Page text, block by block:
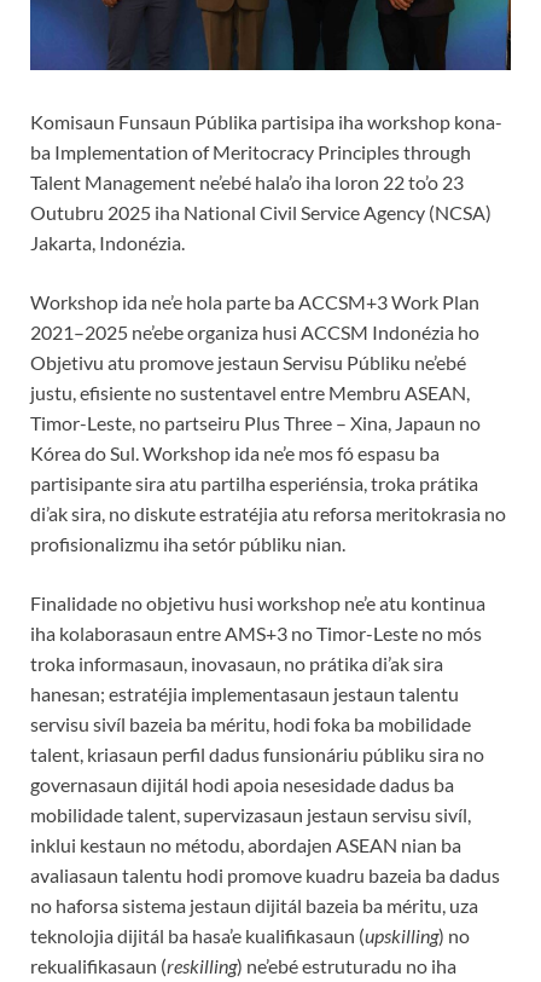
Komisaun Funsaun Públika partisipa iha workshop kona-
ba Implementation of Meritocracy Principles through
Talent Management ne’ebé hala’o iha loron 22 to’o 23
Outubru 2025 iha National Civil Service Agency (NCSA)
Jakarta, Indonézia.
Workshop ida ne’e hola parte ba ACCSM+3 Work Plan
2021–2025 ne’ebe organiza husi ACCSM Indonézia ho
Objetivu atu promove jestaun Servisu Públiku ne’ebé
justu, efisiente no sustentavel entre Membru ASEAN,
Timor-Leste, no partseiru Plus Three – Xina, Japaun no
Kórea do Sul. Workshop ida ne’e mos fó espasu ba
partisipante sira atu partilha esperiénsia, troka prátika
di’ak sira, no diskute estratéjia atu reforsa meritokrasia no
profisionalizmu iha setór públiku nian.
Finalidade no objetivu husi workshop ne’e atu kontinua
iha kolaborasaun entre AMS+3 no Timor-Leste no mós
troka informasaun, inovasaun, no prátika di’ak sira
hanesan; estratéjia implementasaun jestaun talentu
servisu sivíl bazeia ba méritu, hodi foka ba mobilidade
talent, kriasaun perfil dadus funsionáriu públiku sira no
governasaun dijitál hodi apoia nesesidade dadus ba
mobilidade talent, supervizasaun jestaun servisu sivíl,
inklui kestaun no métodu, abordajen ASEAN nian ba
avaliasaun talentu hodi promove kuadru bazeia ba dadus
no haforsa sistema jestaun dijitál bazeia ba méritu, uza
teknolojia dijitál ba hasa’e kualifikasaun (upskilling) no
rekualifikasaun (reskilling) ne’ebé estruturadu no iha